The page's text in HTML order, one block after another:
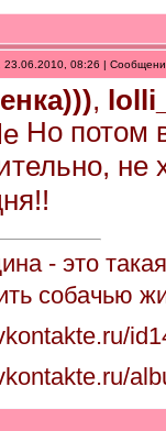
23.06.2010, 08:26 |
,
Но потом в
не
- это
собачью